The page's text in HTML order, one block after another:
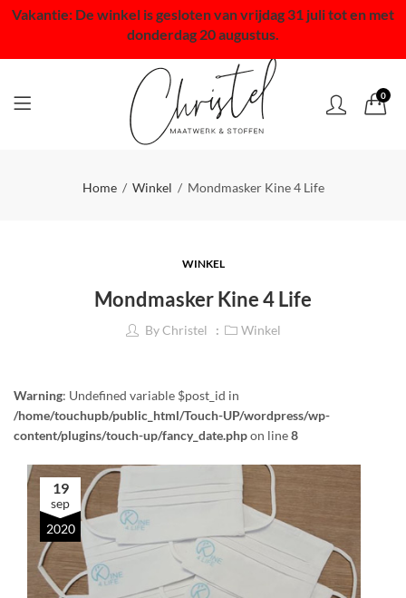
Vakantie: De winkel is gesloten van vrijdag 31 juli tot en met
donderdag 20 augustus.
0
Home Winkel Mondmasker Kine 4 Life
WINKEL
Mondmasker Kine 4 Life
ByChristel Winkel
Warning: Undefined variable $post_id in
/home/touchupb/public_html/Touch-UP/wordpress/wp-
content/plugins/touch-up/fancy_date.phpon line8
19
sep
2020